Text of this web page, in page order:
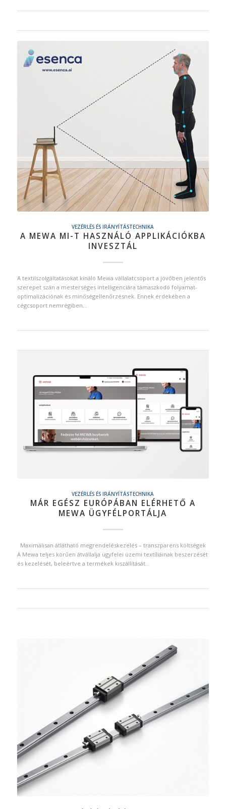
VEZÉRLÉS ÉS IRÁNYÍTÁSTECHNIKA
A MEWA MI-T HASZNÁLÓ APPLIKÁCIÓKBA
INVESZTÁL
A textilszolgáltatásokat kínáló Mewa vállalatcsoport a jövőben jelentős
szerepet szán a mesterséges intelligenciára támaszkodó folyamat-
optimalizációnak és minőségellenőrzésnek. Ennek érdekében a
cégcsoport nemrégiben…
VEZÉRLÉS ÉS IRÁNYÍTÁSTECHNIKA
MÁR EGÉSZ EURÓPÁBAN ELÉRHETŐ A
MEWA ÜGYFÉLPORTÁLJA
Maximálisan átlátható megrendeléskezelés – transzparens költségek
A Mewa teljes körűen átvállalja ügyfelei üzemi textíliáinak beszerzését
és kezelését, beleértve a termékek kiszállítását…